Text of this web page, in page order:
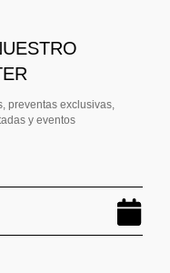
preventas exclusivas,
y eventos